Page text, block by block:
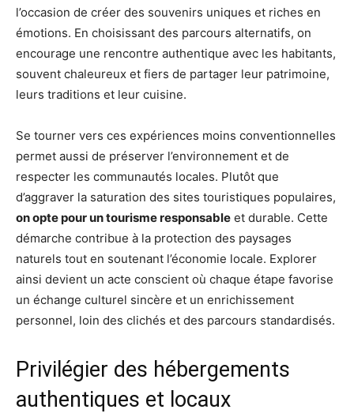
l’occasion de créer des souvenirs uniques et riches en
émotions. En choisissant des parcours alternatifs, on
encourage une rencontre authentique avec les habitants,
souvent chaleureux et fiers de partager leur patrimoine,
leurs traditions et leur cuisine.
Se tourner vers ces expériences moins conventionnelles
permet aussi de préserver l’environnement et de
respecter les communautés locales. Plutôt que
d’aggraver la saturation des sites touristiques populaires,
on opte pour un tourisme responsable et durable. Cette
démarche contribue à la protection des paysages
naturels tout en soutenant l’économie locale. Explorer
ainsi devient un acte conscient où chaque étape favorise
un échange culturel sincère et un enrichissement
personnel, loin des clichés et des parcours standardisés.
Privilégier des hébergements
authentiques et locaux